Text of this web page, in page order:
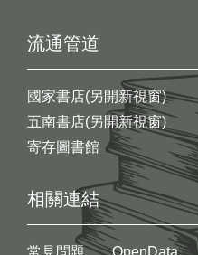
流通管道
國家書店(另開新視窗)
五南書店(另開新視窗)
寄存圖書館
相關連結
常見問題
OpenData